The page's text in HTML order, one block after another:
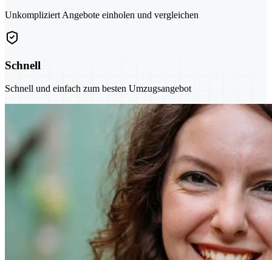
Unkompliziert Angebote einholen und vergleichen
Schnell
Schnell und einfach zum besten Umzugsangebot